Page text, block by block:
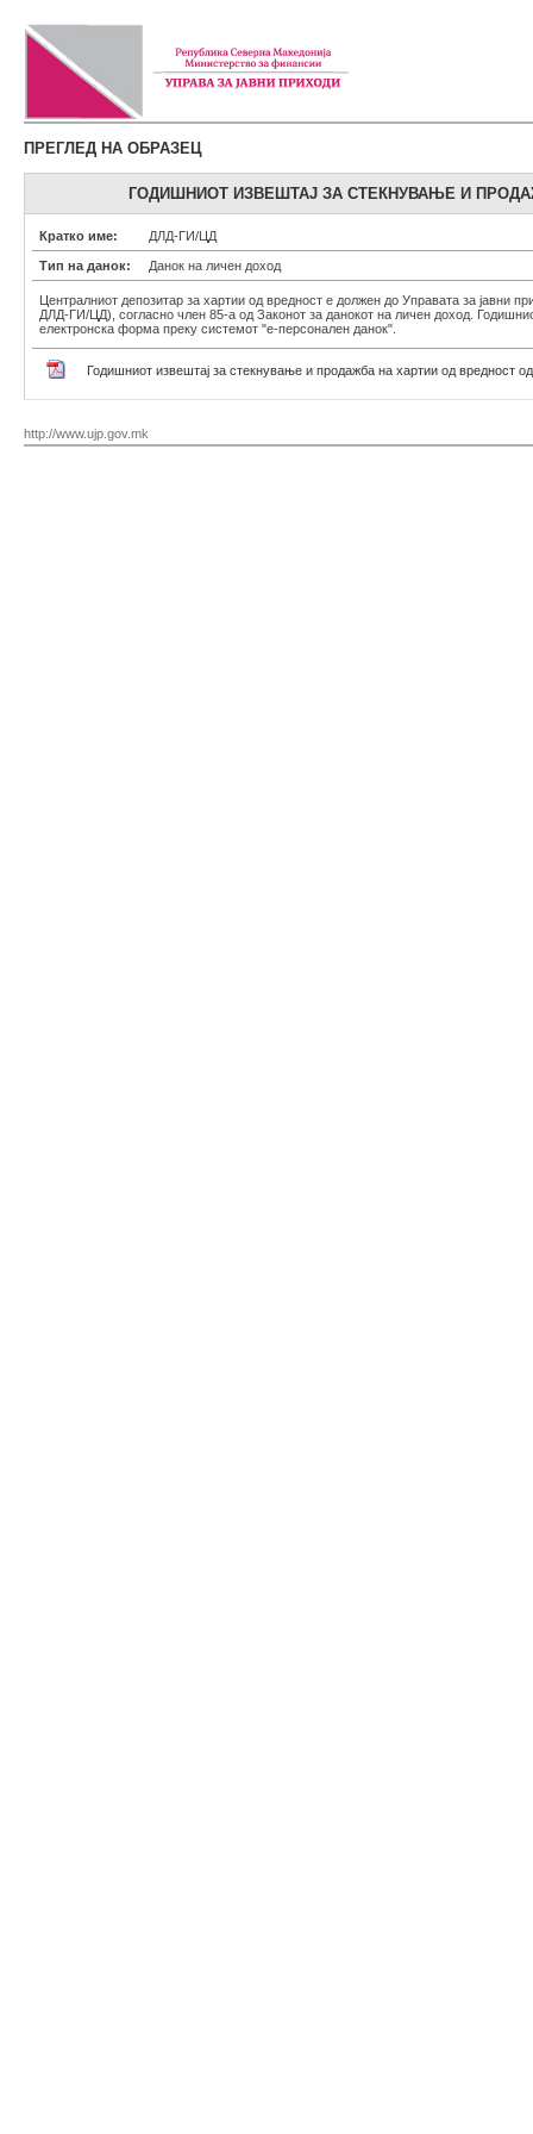
ПРЕГЛЕД НА ОБРАЗЕЦ
ГОДИШНИОТ ИЗВЕШТАЈ ЗА СТЕКНУВАЊЕ И
Кратко име: ДЛД-ГИ/ЦД
Тип на данок: Данок на личен доход
Централниот депозитар за хартии од вредност е должен до Управата за јавни
ДЛД-ГИ/ЦД), согласно член 85-а од Законот за данокот на личен доход.
електронска форма преку системот "е-персонален данок".
Годишниот извештај за стекнување и продажба на хартии од вредност
http://www.ujp.gov.mk